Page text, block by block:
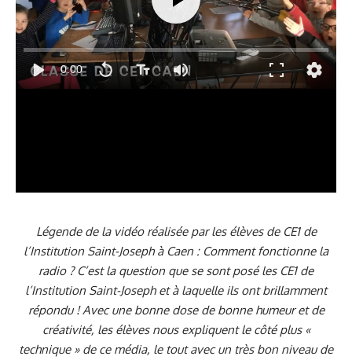
Légende de la vidéo réalisée par les élèves de CE1 de
l’Institution Saint-Joseph à Caen : Comment fonctionne la
radio ? C’est la question que se sont posé les CE1 de
l’Institution Saint-Joseph et à laquelle ils ont brillamment
répondu ! Avec une bonne dose de bonne humeur et de
créativité, les élèves nous expliquent le côté plus «
technique » de ce média, le tout avec un très bon niveau de